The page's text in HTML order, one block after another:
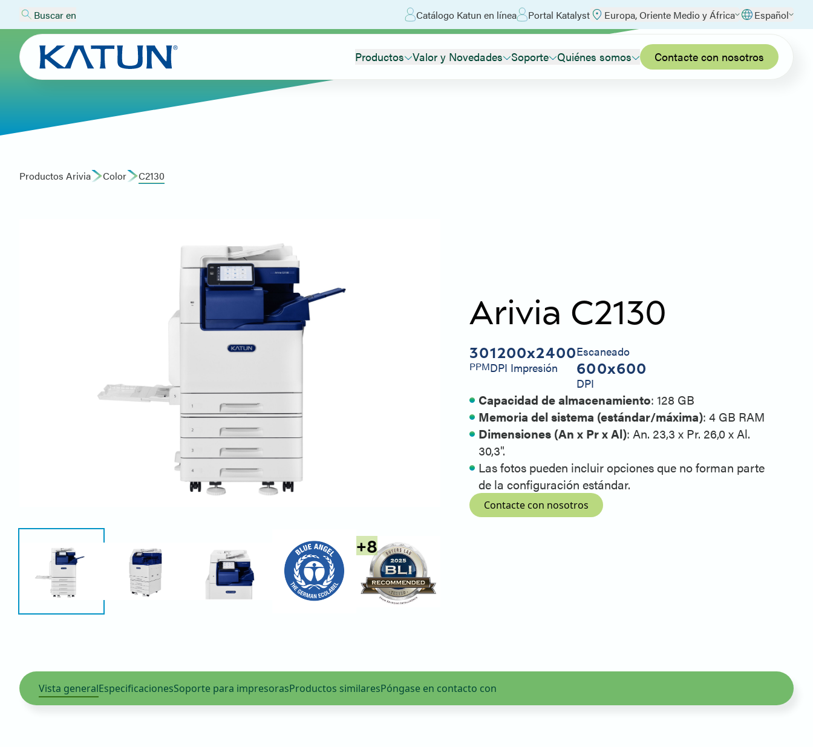
Buscar en Catálogo Katun en línea Portal Katalyst Europa, Oriente Medio y África Español
Productos Valor y Novedades Soporte Quiénes somos Contacte con nosotros
Productos Arivia Color C2130
+8
Arivia C2130
30
PPM
1200x2400
DPI Impresión
Escaneado
600x600
DPI
Capacidad de almacenamiento: 128 GB
Memoria del sistema (estándar/máxima): 4 GB RAM
Dimensiones (An x Pr x Al): An. 23,3 x Pr. 26,0 x Al.
30,3".
Las fotos pueden incluir opciones que no forman parte
de la configuración estándar.
Contacte con nosotros
Vista generalEspecificacionesSoporte para impresorasProductos similaresPóngase en contacto con